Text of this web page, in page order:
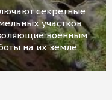
секретные
участков
военным
на их земле